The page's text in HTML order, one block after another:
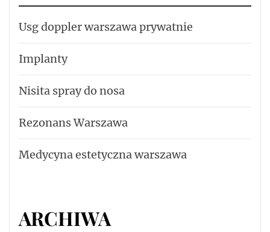
Usg doppler warszawa prywatnie
Implanty
Nisita spray do nosa
Rezonans Warszawa
Medycyna estetyczna warszawa
ARCHIWA